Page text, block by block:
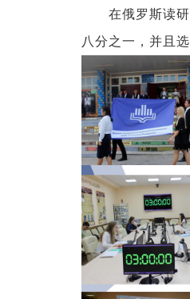
在俄罗斯读
八分之一，并且